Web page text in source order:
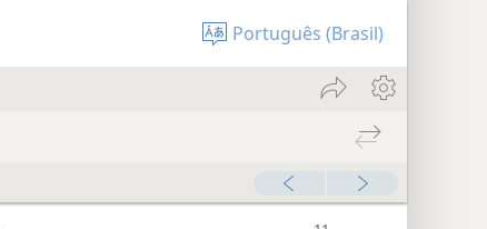
Português (Brasil)